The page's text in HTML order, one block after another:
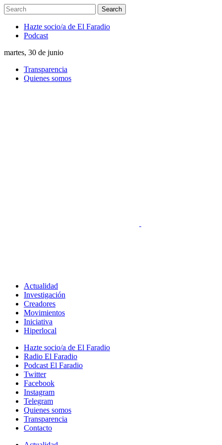
Hazte socio/a de El Faradio
Podcast
martes, 30 de junio
Transparencia
Quienes somos
Actualidad
Investigación
Creadores
Movimientos
Iniciativa
Hiperlocal
Hazte socio/a de El Faradio
Radio El Faradio
Podcast El Faradio
Twitter
Facebook
Instagram
Telegram
Quienes somos
Transparencia
Contacto